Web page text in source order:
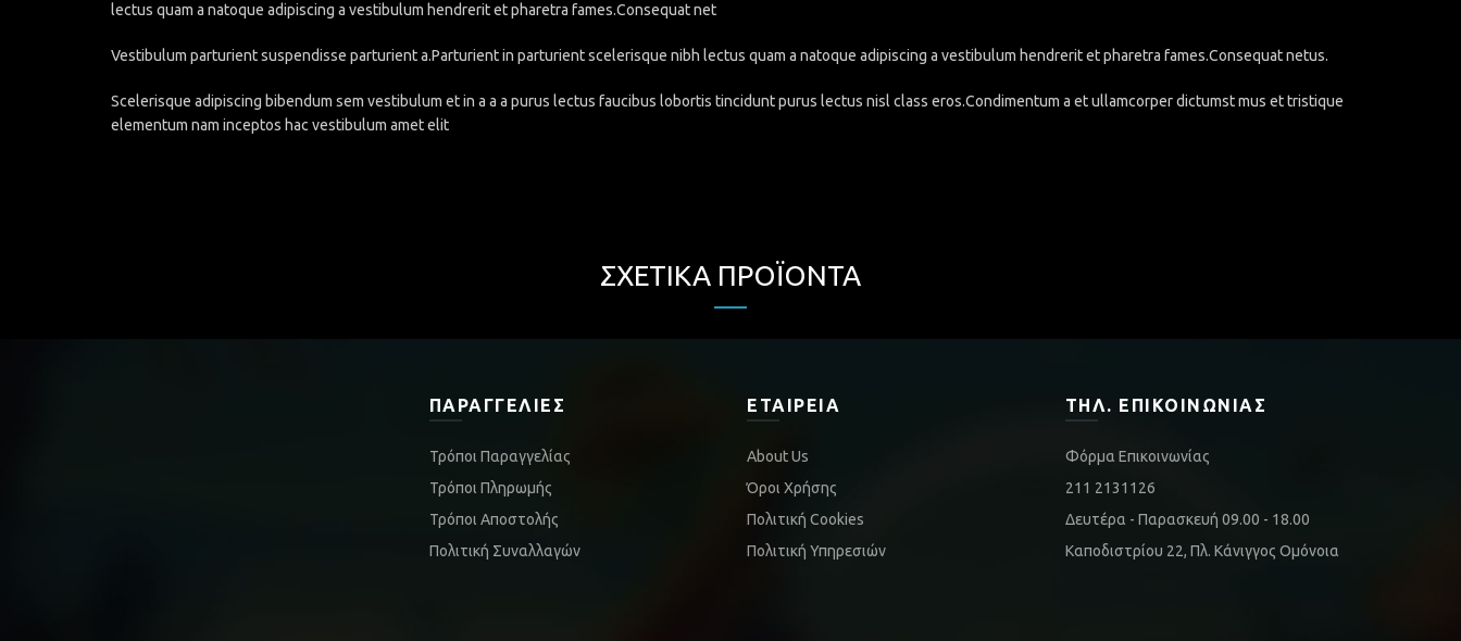
lectus quam a natoque adipiscing a vestibulum hendrerit et pharetra fames.Consequat net
Vestibulum parturient suspendisse parturient a.Parturient in parturient scelerisque nibh lectus quam a natoque adipiscing a vestibulum hendrerit et pharetra fames.Consequat netus.
Scelerisque adipiscing bibendum sem vestibulum et in a a a purus lectus faucibus lobortis tincidunt purus lectus nisl class eros.Condimentum a et ullamcorper dictumst mus et tristique
elementum nam inceptos hac vestibulum amet elit
ΣΧΕΤΙΚΆ ΠΡΟΪΌΝΤΑ
ΠΑΡΑΓΓΕΛΊΕΣ
Τρόποι Παραγγελίας
Τρόποι Πληρωμής
Τρόποι Αποστολής
Πολιτική Συναλλαγών
ΕΤΑΙΡΕΊΑ
About Us
Όροι Χρήσης
Πολιτική Cookies
Πολιτική Υπηρεσιών
ΤΗΛ. ΕΠΙΚΟΙΝΩΝΊΑΣ
Φόρμα Επικοινωνίας
211 2131126
Δευτέρα - Παρασκευή 09.00 - 18.00
Καποδιστρίου 22, Πλ. Κάνιγγος Ομόνοια